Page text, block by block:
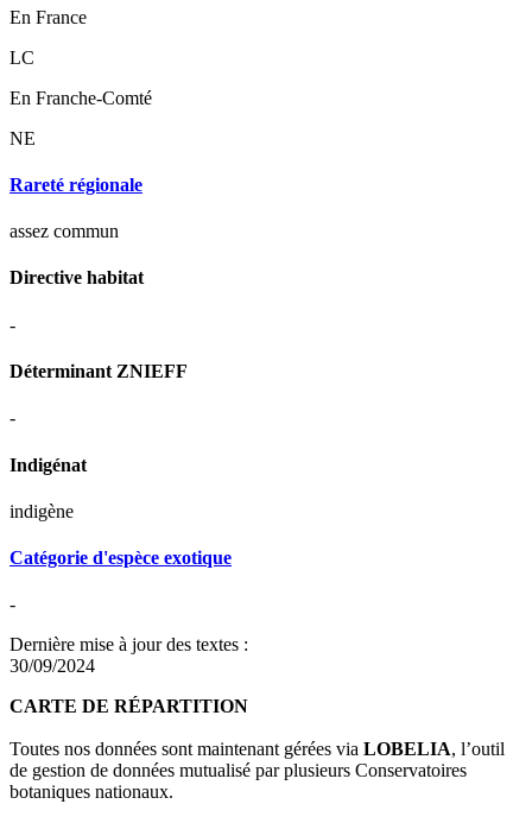
En France
LC
En Franche-Comté
NE
Rareté régionale
assez commun
Directive habitat
-
Déterminant ZNIEFF
-
Indigénat
indigène
Catégorie d'espèce exotique
-
Dernière mise à jour des textes :
30/09/2024
CARTE DE RÉPARTITION
Toutes nos données sont maintenant gérées via LOBELIA, l’outil
de gestion de données mutualisé par plusieurs Conservatoires
botaniques nationaux.